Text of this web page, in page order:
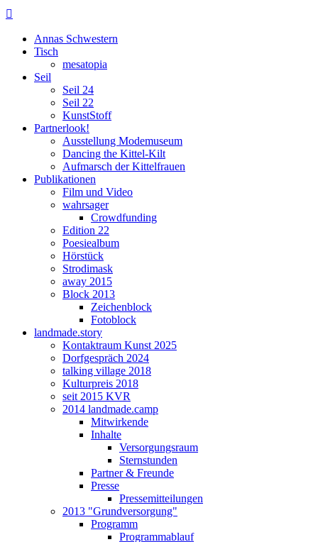

Annas Schwestern
Tisch
mesatopia
Seil
Seil 24
Seil 22
KunstStoff
Partnerlook!
Ausstellung Modemuseum
Dancing the Kittel-Kilt
Aufmarsch der Kittelfrauen
Publikationen
Film und Video
wahrsager
Crowdfunding
Edition 22
Poesiealbum
Hörstück
Strodimask
away 2015
Block 2013
Zeichenblock
Fotoblock
landmade.story
Kontaktraum Kunst 2025
Dorfgespräch 2024
talking village 2018
Kulturpreis 2018
seit 2015 KVR
2014 landmade.camp
Mitwirkende
Inhalte
Versorgungsraum
Sternstunden
Partner & Freunde
Presse
Pressemitteilungen
2013 "Grundversorgung"
Programm
Programmablauf